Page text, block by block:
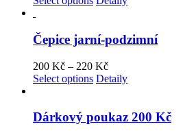
Čepice jarní-podzimní
200 Kč – 220 Kč
Select options Detaily
Dárkový poukaz 200 Kč